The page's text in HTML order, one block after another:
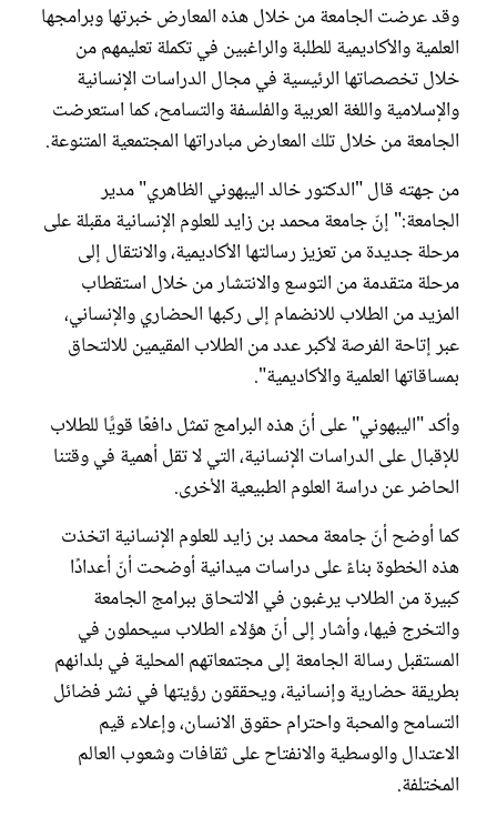
وقد عرضت الجامعة من خلال هذه المعارض خبرتها وبرامجها
العلمية والأكاديمية للطلبة والراغبين في تكملة تعليمهم من
خلال تخصصاتها الرئيسية في مجال الدراسات الإنسانية
والإسلامية واللغة العربية والفلسفة والتسامح، كما استعرضت
الجامعة من خلال تلك المعارض مبادراتها المجتمعية المتنوعة.
من جهته قال "الدكتور خالد اليبهوني الظاهري" مدير
الجامعة:" إنّ جامعة محمد بن زايد للعلوم الإنسانية مقبلة على
مرحلة جديدة من تعزيز رسالتها الأكاديمية، والانتقال إلى
مرحلة متقدمة من التوسع والانتشار من خلال استقطاب
المزيد من الطلاب للانضمام إلى ركبها الحضاري والإنساني،
عبر إتاحة الفرصة لأكبر عدد من الطلاب المقيمين للالتحاق
بمساقاتها العلمية والأكاديمية".
وأكد "اليبهوني" على أنّ هذه البرامج تمثل دافعًا قويًّا للطلاب
للإقبال على الدراسات الإنسانية، التي لا تقل أهمية في وقتنا
الحاضر عن دراسة العلوم الطبيعية الأخرى.
كما أوضح أنّ جامعة محمد بن زايد للعلوم الإنسانية اتخذت
هذه الخطوة بناءً على دراسات ميدانية أوضحت أنّ أعدادًا
كبيرة من الطلاب يرغبون في الالتحاق ببرامج الجامعة
والتخرج فيها، وأشار إلى أنّ هؤلاء الطلاب سيحملون في
المستقبل رسالة الجامعة إلى مجتمعاتهم المحلية في بلدانهم
بطريقة حضارية وإنسانية، ويحققون رؤيتها في نشر فضائل
التسامح والمحبة واحترام حقوق الانسان، وإعلاء قيم
الاعتدال والوسطية والانفتاح على ثقافات وشعوب العالم
المختلفة.